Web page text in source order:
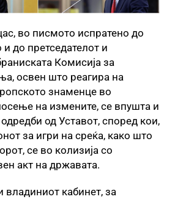
во писмото испратено до
до претседателот и
Комисија за
освен што реагира на
знаменце во
на измените, се впушта и
од Уставот, според кои,
за игри на среќа, како што
се во колизија со
акт на државата.
владиниот кабинет, за